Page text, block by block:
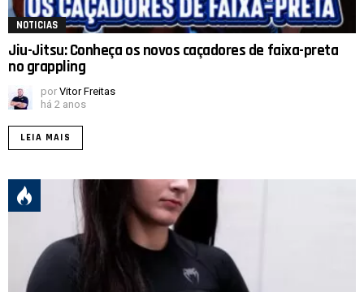
NOTICIAS
Jiu-Jitsu: Conheça os novos caçadores de faixa-preta
no grappling
por Vitor Freitas
há 2 anos
LEIA MAIS